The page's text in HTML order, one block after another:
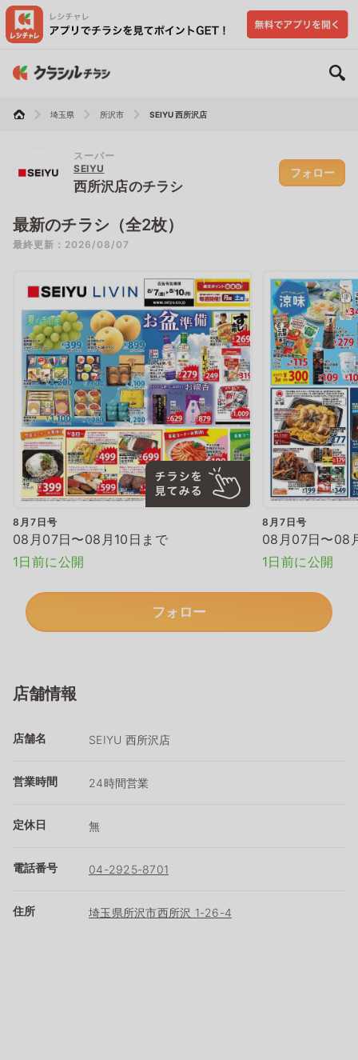
埼玉県 所沢市 SEIYU 西所沢店
スーパー
SEIYU
西所沢店のチラシ
フォロー
最新のチラシ（全2枚）
最終更新：2026/08/07
8月7日号
08月07日〜08月10日まで
1日前に公開
8月7日号
08月07日〜08
1日前に公開
フォロー
店舗情報
店舗名 SEIYU 西所沢店
営業時間 24時間営業
定休日 無
電話番号 04-2925-8701
住所 埼玉県所沢市西所沢 1-26-4